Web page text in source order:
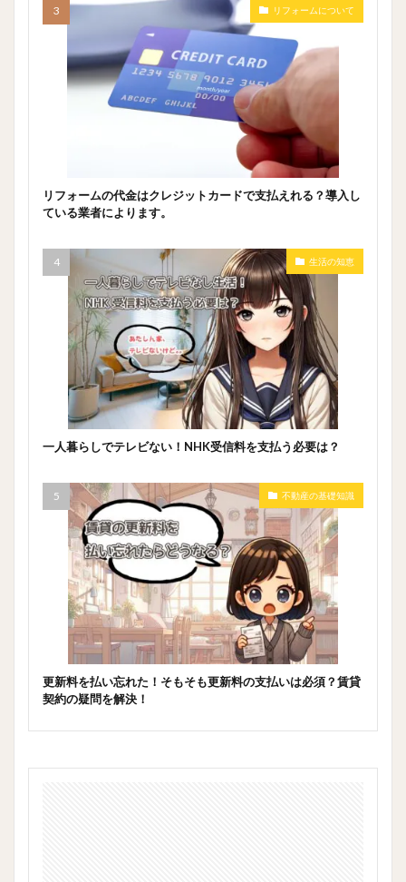
リフォームについて
リフォームの代金はクレジットカードで支払えれる？導入し
ている業者によります。
生活の知恵
一人暮らしでテレビない！NHK受信料を支払う必要は？
不動産の基礎知識
更新料を払い忘れた！そもそも更新料の支払いは必須？賃貸
契約の疑問を解決！